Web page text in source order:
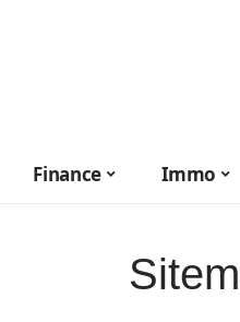
Finance Immo